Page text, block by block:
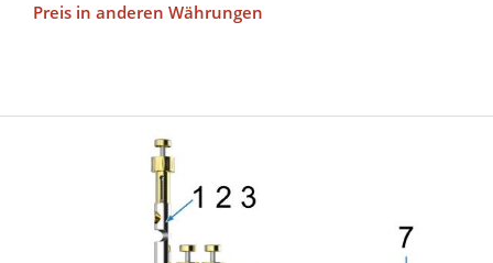
Preis in anderen Währungen